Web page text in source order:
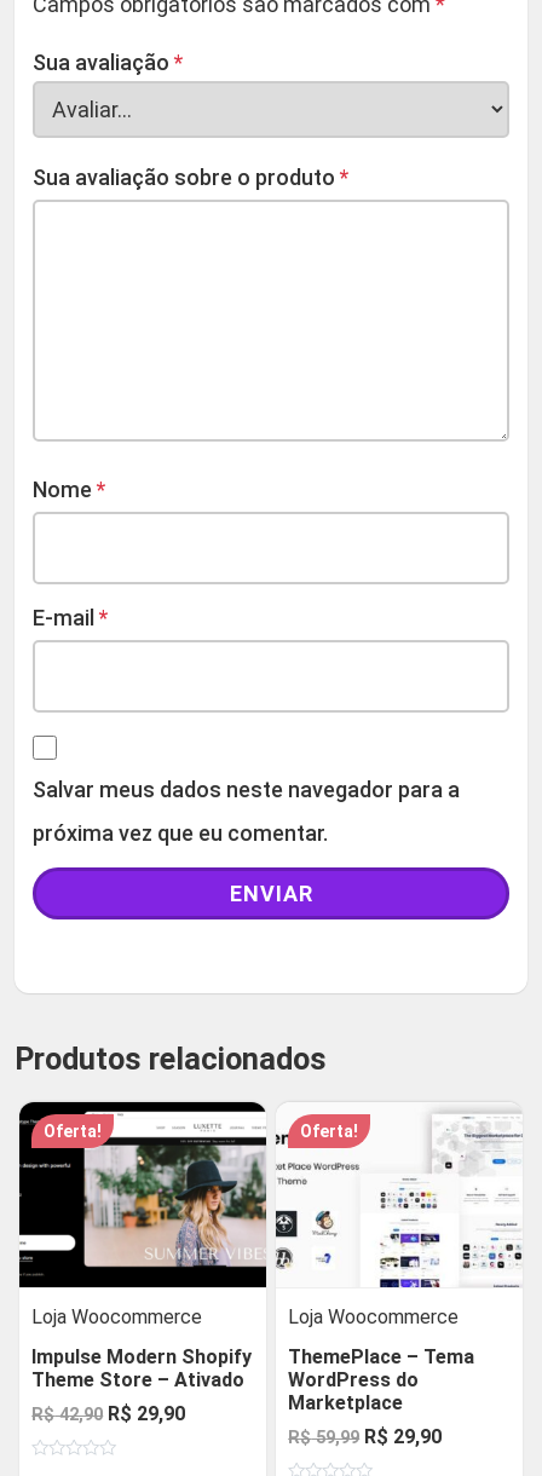
Sua avaliação *
Sua avaliação sobre o produto *
Nome *
E-mail *
Salvar meus dados neste navegador para a
próxima vez que eu comentar.
Produtos relacionados
Oferta!
Loja Woocommerce
Impulse Modern Shopify
Theme Store – Ativado
R$42,90 O
preço
R$ 29,90O
Oferta!
Loja Woocommerce
ThemePlace – Tema
WordPress do
Marketplace
R$59,99 O
preço
R$ 29,90O